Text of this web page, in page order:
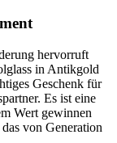
hervorruft
in Antikgold
Geschenk für
Es ist eine
Wert gewinnen
von Generation